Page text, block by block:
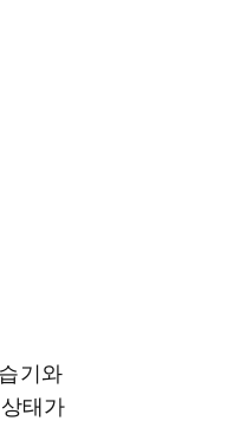
기와
태가